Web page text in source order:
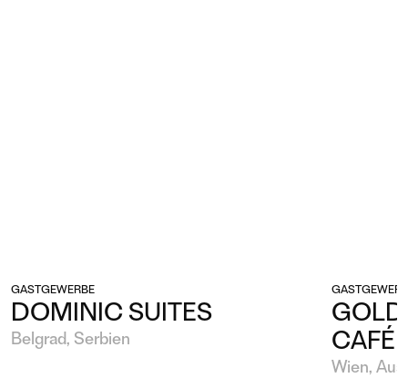
GASTGEWERBE
DOMINIC SUITES
Belgrad, Serbien
CAFÉ
Wien,